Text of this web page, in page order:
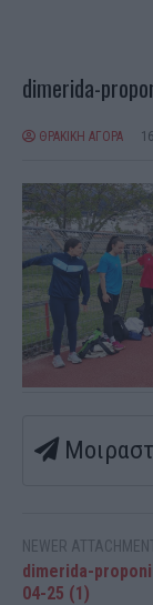
dimerida-
ΘΡΑΚΙΚΗ ΑΓΟΡΑ
NEWER
dimerida-
04-25 (1)